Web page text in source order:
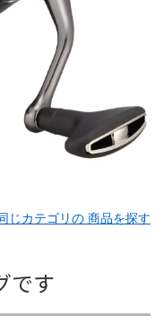
じカテゴリの 商品を探す
です